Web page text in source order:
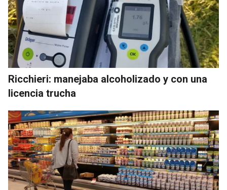
Ricchieri: manejaba alcoholizado y con una
licencia trucha